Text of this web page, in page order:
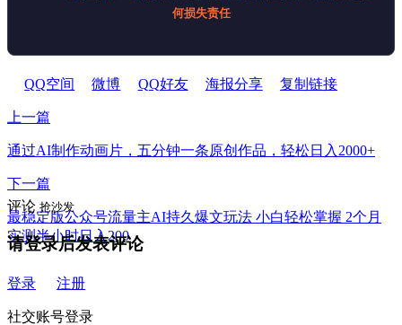
何损失责任
QQ空间 微博 QQ好友 海报分享 复制链接
上一篇
通过AI制作动画片，五分钟一条原创作品，轻松日入2000+
下一篇
最稳定版公众号流量主AI持久爆文玩法 小白轻松掌握 2个月
实测半小时日入200
评论 抢沙发
请登录后发表评论
登录 注册
社交账号登录